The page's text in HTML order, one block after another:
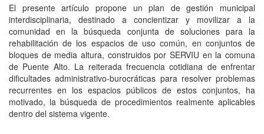
El presente artículo propone un plan de gestión municipal
interdisciplinaria, destinado a concientizar y movilizar a la
comunidad en la búsqueda conjunta de soluciones para la
rehabilitación de los espacios de uso común, en conjuntos de
bloques de media altura, construidos por SERVIU en la comuna
de Puente Alto. La reiterada frecuencia cotidiana de enfrentar
dificultades administrativo-burocráticas para resolver problemas
recurrentes en los espacios públicos de estos conjuntos, ha
motivado, la búsqueda de procedimientos realmente aplicables
dentro del sistema vigente.